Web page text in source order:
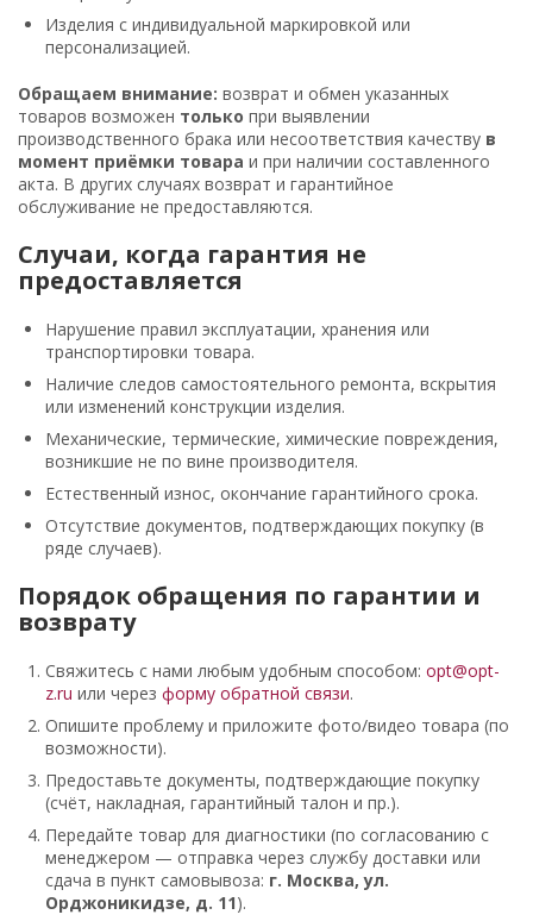
Изделия с индивидуальной маркировкой или
персонализацией.
Обращаем внимание: возврат и обмен указанных
товаров возможен только при выявлении
производственного брака или несоответствия качеству в
момент приёмки товара и при наличии составленного
акта. В других случаях возврат и гарантийное
обслуживание не предоставляются.
Случаи, когда гарантия не
предоставляется
Нарушение правил эксплуатации, хранения или
транспортировки товара.
Наличие следов самостоятельного ремонта, вскрытия
или изменений конструкции изделия.
Механические, термические, химические повреждения,
возникшие не по вине производителя.
Естественный износ, окончание гарантийного срока.
Отсутствие документов, подтверждающих покупку (в
ряде случаев).
Порядок обращения по гарантии и
возврату
Свяжитесь с нами любым удобным способом: opt@opt-
z.ru или через форму обратной связи.
Опишите проблему и приложите фото/видео товара (по
возможности).
Предоставьте документы, подтверждающие покупку
(счёт, накладная, гарантийный талон и пр.).
Передайте товар для диагностики (по согласованию с
менеджером — отправка через службу доставки или
сдача в пункт самовывоза: г. Москва, ул.
Орджоникидзе, д. 11).